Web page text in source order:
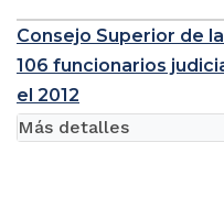
Consejo Superior de
106 funcionarios
el 2012
Más detalles